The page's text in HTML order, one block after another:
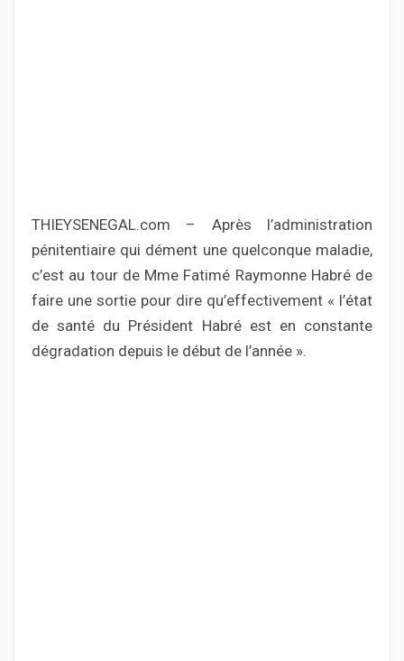
THIEYSENEGAL.com – Après l’administration
pénitentiaire qui dément une quelconque maladie,
c’est au tour de Mme Fatimé Raymonne Habré de
faire une sortie pour dire qu’effectivement « l’état
de santé du Président Habré est en constante
dégradation depuis le début de l’année ».